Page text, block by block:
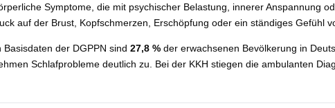
Symptome, die mit psychischer Belastung, innerer Anspannung
auf der Brust, Kopfschmerzen, Erschöpfung oder ein ständiges Gefühl
der DGPPN sind 27,8 % der erwachsenen Bevölkerung in
Schlafprobleme deutlich zu. Bei der KKH stiegen die ambulanten